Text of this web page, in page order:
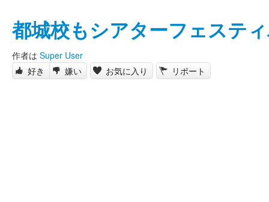
都城校もシアターフェステ
作者は Super User
好き
嫌い お気に入り リポート